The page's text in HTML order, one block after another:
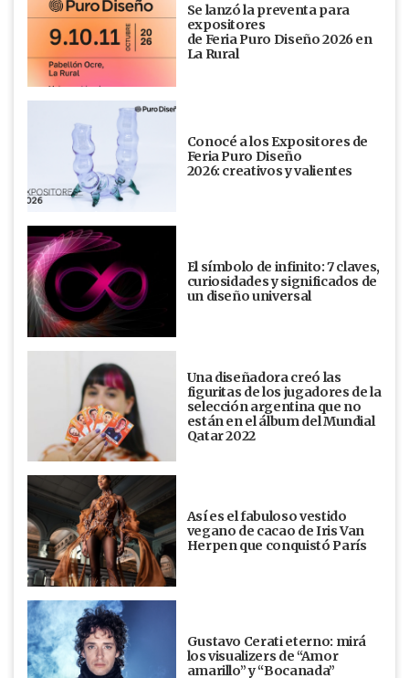
Se lanzó la preventa para
expositores
de Feria Puro Diseño 2026 en
La Rural
Conocé a los Expositores de
Feria Puro Diseño
2026: creativos y valientes
El símbolo de infinito: 7 claves,
curiosidades y significados de
un diseño universal
Una diseñadora creó las
figuritas de los jugadores de la
selección argentina que no
están en el álbum del Mundial
Qatar 2022
Así es el fabuloso vestido
vegano de cacao de Iris Van
Herpen que conquistó París
Gustavo Cerati eterno: mirá
los visualizers de “Amor
amarillo” y “Bocanada”